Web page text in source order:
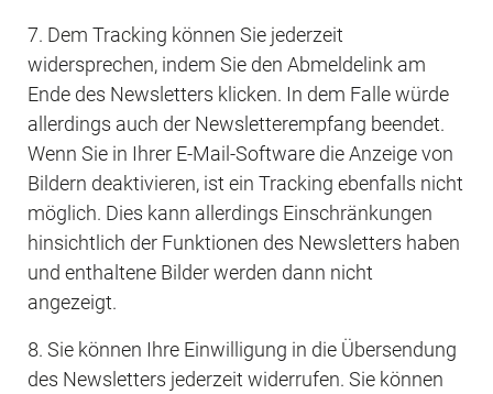
7. Dem Tracking können Sie jederzeit
widersprechen, indem Sie den Abmeldelink am
Ende des Newsletters klicken. In dem Falle würde
allerdings auch der Newsletterempfang beendet.
Wenn Sie in Ihrer E-Mail-Software die Anzeige von
Bildern deaktivieren, ist ein Tracking ebenfalls nicht
möglich. Dies kann allerdings Einschränkungen
hinsichtlich der Funktionen des Newsletters haben
und enthaltene Bilder werden dann nicht
angezeigt.
8. Sie können Ihre Einwilligung in die Übersendung
des Newsletters jederzeit widerrufen. Sie können